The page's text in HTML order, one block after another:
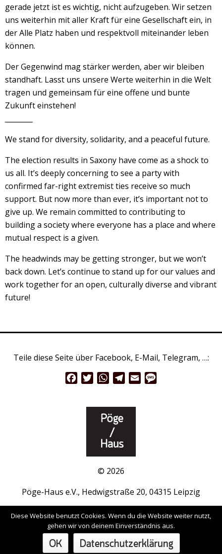
gerade jetzt ist es wichtig, nicht aufzugeben. Wir setzen
uns weiterhin mit aller Kraft für eine Gesellschaft ein, in
der Alle Platz haben und respektvoll miteinander leben
können.
Der Gegenwind mag stärker werden, aber wir bleiben
standhaft. Lasst uns unsere Werte weiterhin in die Welt
tragen und gemeinsam für eine offene und bunte
Zukunft einstehen!
We stand for diversity, solidarity, and a peaceful future.
The election results in Saxony have come as a shock to
us all. It’s deeply concerning to see a party with
confirmed far-right extremist ties receive so much
support. But now more than ever, it’s important not to
give up. We remain committed to contributing to
building a society where everyone has a place and where
mutual respect is a given.
The headwinds may be getting stronger, but we won’t
back down. Let’s continue to stand up for our values and
work together for an open, culturally diverse and vibrant
future!
Teile diese Seite über Facebook, E-Mail, Telegram, …:
FacebookTwitterWhatsApp
Telegram
Email
© 2026
Pöge-Haus e.V., Hedwigstraße 20, 04315 Leipzig
www.pöge-haus.de|Facebook|Instagram
Impressum / Datenschutzerklärung
Diese Website benutzt Cookies. Wenn du die Website weiter nutzt,
gehen wir von deinem Einverständnis aus.
OK Datenschutzerklärung